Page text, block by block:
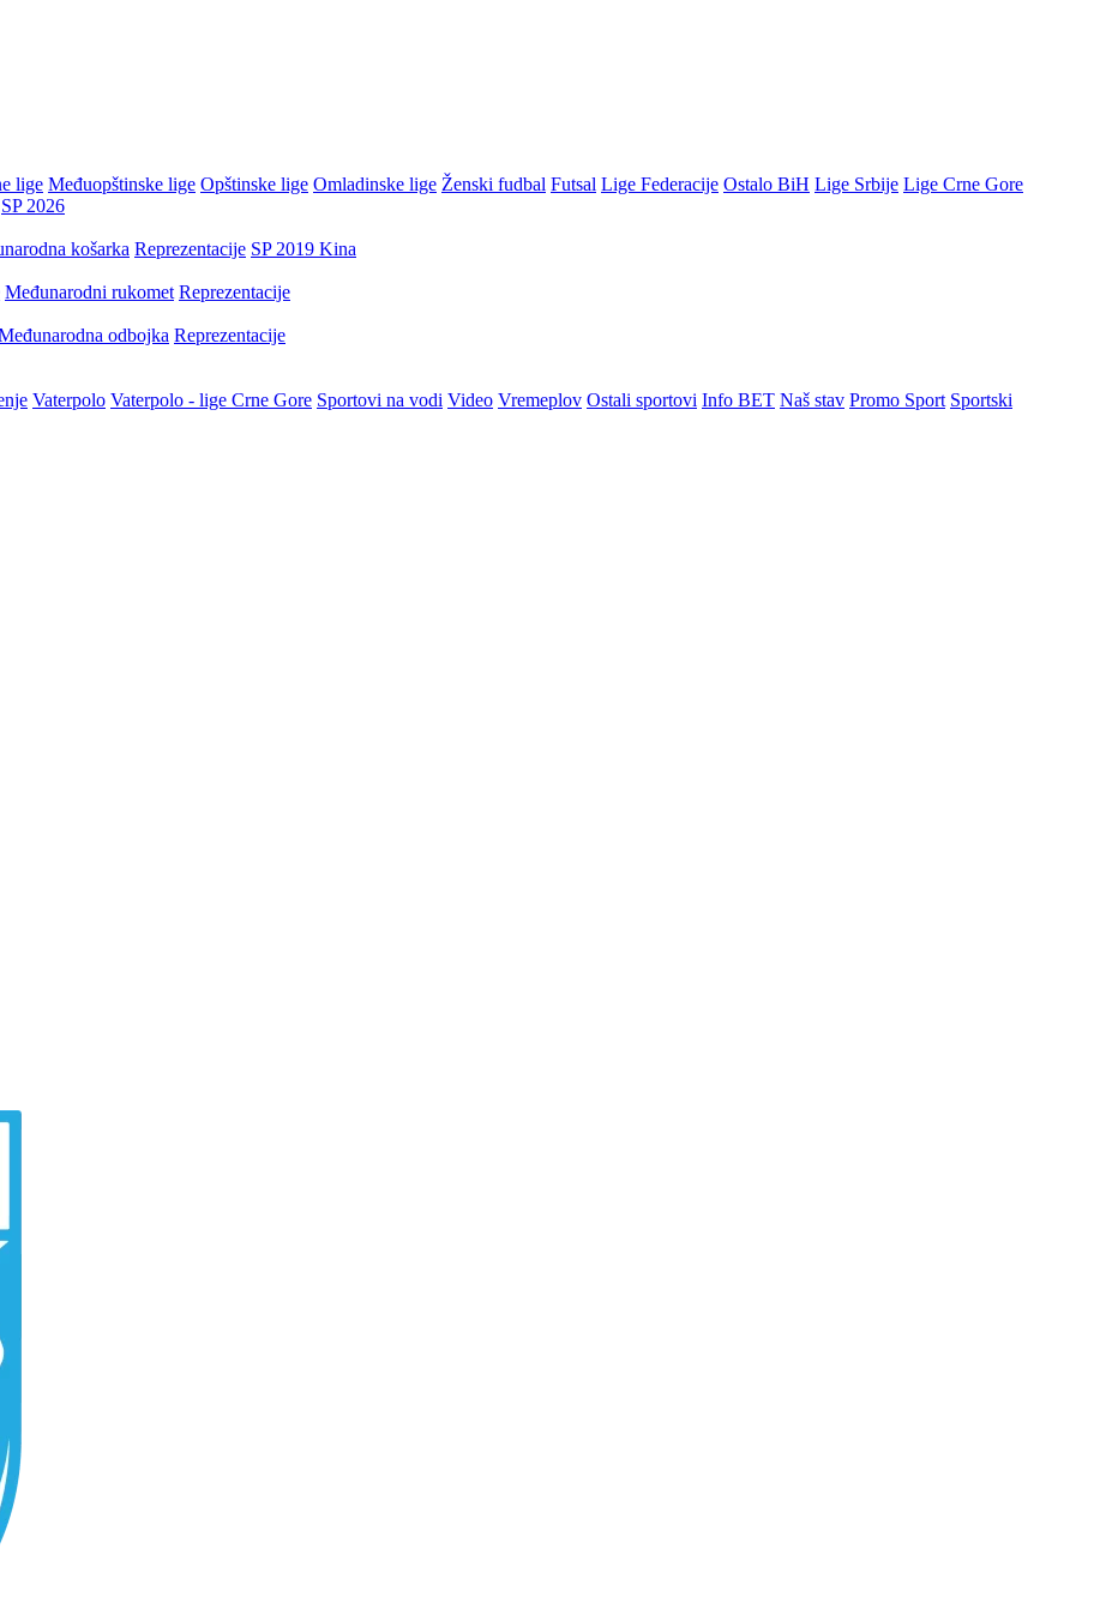
lige Međuopštinske lige Opštinske lige Omladinske lige Ženski fudbal Futsal Lige Federacije Ostalo BiH Lige Srbije Lige Crne Gore
SP 2026
košarka Reprezentacije SP 2019 Kina
Međunarodni rukomet Reprezentacije
odbojka Reprezentacije
Vaterpolo Vaterpolo - lige Crne Gore Sportovi na vodi Video Vremeplov Ostali sportovi Info BET Naš stav Promo Sport Sportski